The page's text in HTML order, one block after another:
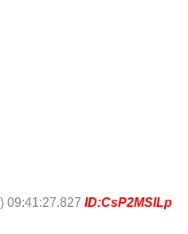
09:41:27.827 ID:CsP2MSILp